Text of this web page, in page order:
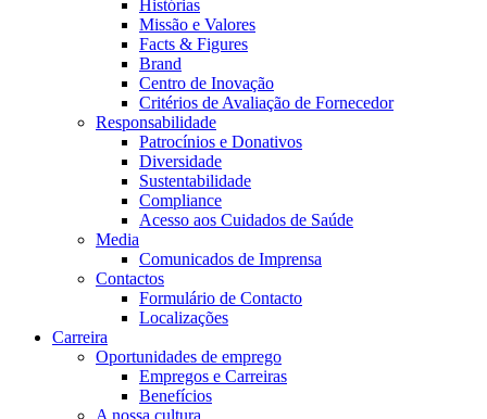
Histórias
Missão e Valores
Facts & Figures
Brand
Centro de Inovação
Critérios de Avaliação de Fornecedor
Responsabilidade
Patrocínios e Donativos
Diversidade
Sustentabilidade
Compliance
Acesso aos Cuidados de Saúde
Media
Comunicados de Imprensa
Contactos
Formulário de Contacto
Localizações
Carreira
Oportunidades de emprego
Empregos e Carreiras
Benefícios
A nossa cultura